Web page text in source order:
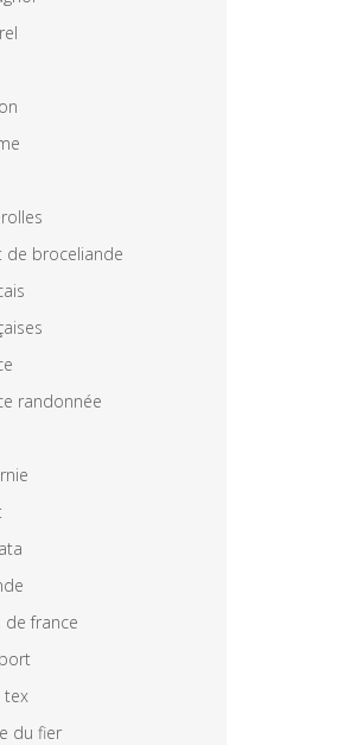
de broceliande
randonnée
de france
tex
du fier